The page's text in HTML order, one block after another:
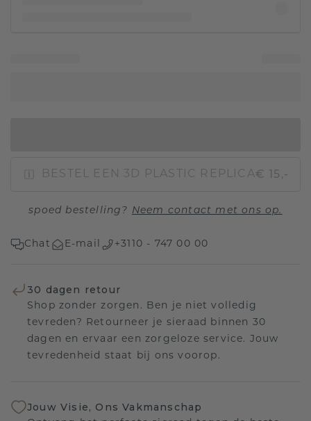
BESTEL EEN 3D PLASTIC REPLICA€ 15,-
spoed bestelling? Neem contact met ons op.
Chat E-mail +3110 - 747 00 00
30 dagen retour
Shop zonder zorgen. Ben je niet volledig
tevreden? Retourneer je sieraad binnen 30
dagen en ervaar een zorgeloze service. Jouw
tevredenheid staat bij ons voorop.
Jouw Visie, Ons Vakmanschap